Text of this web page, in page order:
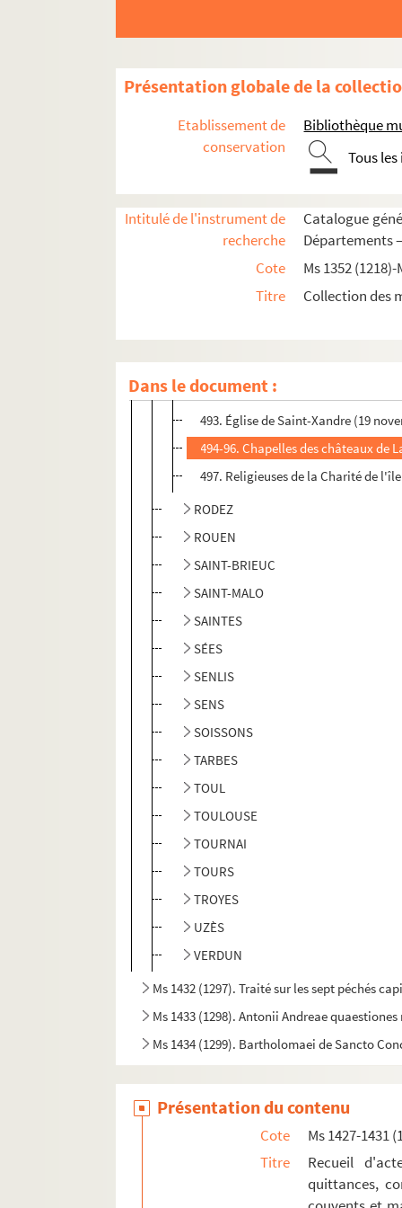
Présentation globale de la
Etablissement de
conservation
Bibliothèque
Tous
Intitulé de l'instrument de
recherche
Catalogue
Départements
Cote
Ms 1352
Titre
Collection des
Dans le document :
POITIERS
REIMS
RIEUX
LA ROCHELLE
490. Abbaye de la Grâce-Dieu (6
491. Prieuré de Saint-Ouen au pays
492. Collégiale Sainte-Croix de
493. Église de Saint-Xandre (19
494-96. Chapelles des châteaux de
497. Religieuses de la Charité de
RODEZ
ROUEN
SAINT-BRIEUC
SAINT-MALO
SAINTES
SÉES
SENLIS
SENS
SOISSONS
TARBES
TOUL
TOULOUSE
TOURNAI
TOURS
TROYES
UZÈS
VERDUN
Ms 1432 (1297). Traité sur les sept péchés
Ms 1433 (1298). Antonii Andreae
Ms 1434 (1299). Bartholomaei de Sancto
Ms 1436 (1301). S. Thomae de Aquino
Ms 1437-1440 (1302-1305). Cabinet
Ms 1441 (1306). Petri Lombardi
Ms 1442 (1307). « Decisiones Rote romane
Présentation du contenu
Cote
Ms 1427-1431
Titre
Recueil
quittances,